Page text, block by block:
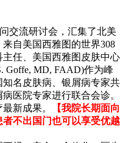
交流研讨会，汇集了北美
自美国西雅图的世界308
任、美国西雅图皮肤中心
Goffe, MD, FAAD)作为峰
名皮肤病、银屑病专家共
医院专家进行联合会诊。
新成果。
【我院长期面向
不出国门也可以享受优越